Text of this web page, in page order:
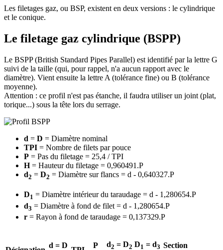
Les filetages gaz, ou BSP, existent en deux versions : le cylindrique
et le conique.
Le filetage gaz cylindrique (BSPP)
Le BSPP (British Standard Pipes Parallel) est identifié par la lettre G
suivi de la taille (qui, pour rappel, n'a aucun rapport avec le
diamètre). Vient ensuite la lettre A (tolérance fine) ou B (tolérance
moyenne).
Attention : ce profil n'est pas étanche, il faudra utiliser un joint (plat,
torique...) sous la tête lors du serrage.
d = D = Diamètre nominal
TPI = Nombre de filets par pouce
P = Pas du filetage = 25,4 / TPI
H= Hauteur du filetage = 0,960491.P
d2 = D2 = Diamètre sur flancs = d - 0,640327.P
D1 = Diamètre intérieur du taraudage = d - 1,280654.P
d3 = Diamètre à fond de filet = d - 1,280654.P
r = Rayon à fond de taraudage = 0,137329.P
d = D
P
d2 = D2 D1 = d3 Section